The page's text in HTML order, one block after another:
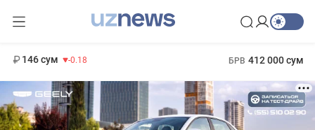
146 сум -0.18 БРВ 412 000 сум